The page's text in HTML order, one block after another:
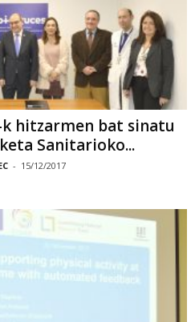
k hitzarmen bat sinatu
Sanitarioko...
- 15/12/2017